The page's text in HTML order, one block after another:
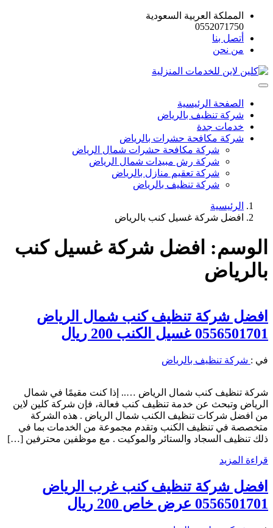
المملكة العربية السعودية
0552071750
أتصل بنا
من نحن
الصفحة الرئيسية
شركة تنظيف بالرياض
خدمات جدة
شركة مكافحة حشرات بالرياض
شركة مكافحة حشرات شمال الرياض
شركة رش مبيدات شمال الرياض
شركة تعقيم منازل بالرياض
شركة تنظيف بالرياض
الرئيسية
افضل شركة غسيل كنب بالرياض
الوسم: افضل شركة غسيل كنب
بالرياض
افضل شركة تنظيف كنب شمال الرياض
0556501701 غسيل الكنب 200 ريال
في : شركة تنظيف بالرياض
شركة تنظيف كنب شمال الرياض ….. إذا كنت مقيمًا في شمال
الرياض وتبحث عن خدمة تنظيف كنب فعالة، فإن شركة كلين لاين
من افضل شركات تنظيف الكنب شمال الرياض . هذه الشركة
متخصصة في تنظيف الكنب وتقدم مجموعة من الخدمات بما في
ذلك تنظيف السجاد والستائر والموكيت . مع موظفين محترفين […]
قراءة المزيد
افضل شركة تنظيف كنب غرب الرياض
0556501701 عرض خاص 200 ريال